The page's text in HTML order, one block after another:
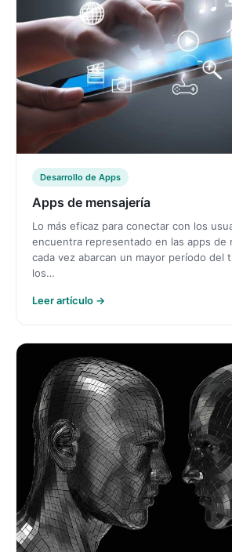
Desarrollo de Apps
Apps de mensajería
Lo más eficaz para conectar con los
encuentra representado en las apps de
cada vez abarcan un mayor período del
los…
Leer artículo →